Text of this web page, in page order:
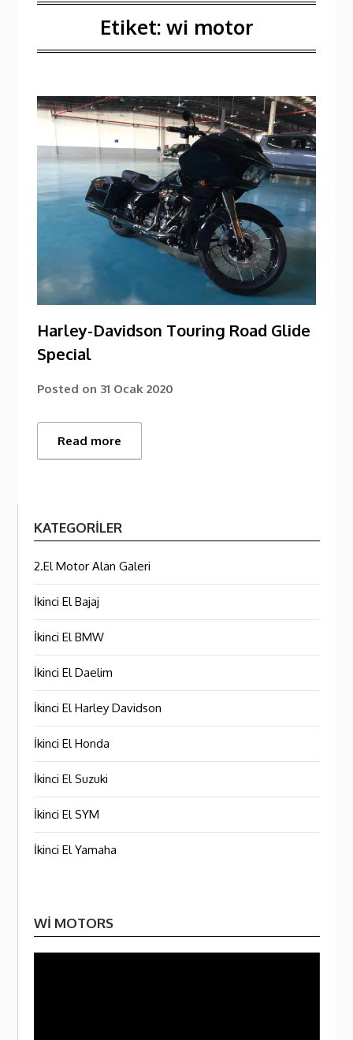
Etiket: wi motor
Harley-Davidson Touring Road Glide
Special
Posted on 31 Ocak 2020
Read more
KATEGORILER
2.El Motor Alan Galeri
İkinci El Bajaj
İkinci El BMW
İkinci El Daelim
İkinci El Harley Davidson
İkinci El Honda
İkinci El Suzuki
İkinci El SYM
İkinci El Yamaha
WI MOTORS